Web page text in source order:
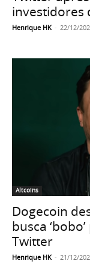
investidores
Henrique HK - 22/12/
Altcoins
Dogecoin
busca
Twitter
Henrique HK - 21/12/